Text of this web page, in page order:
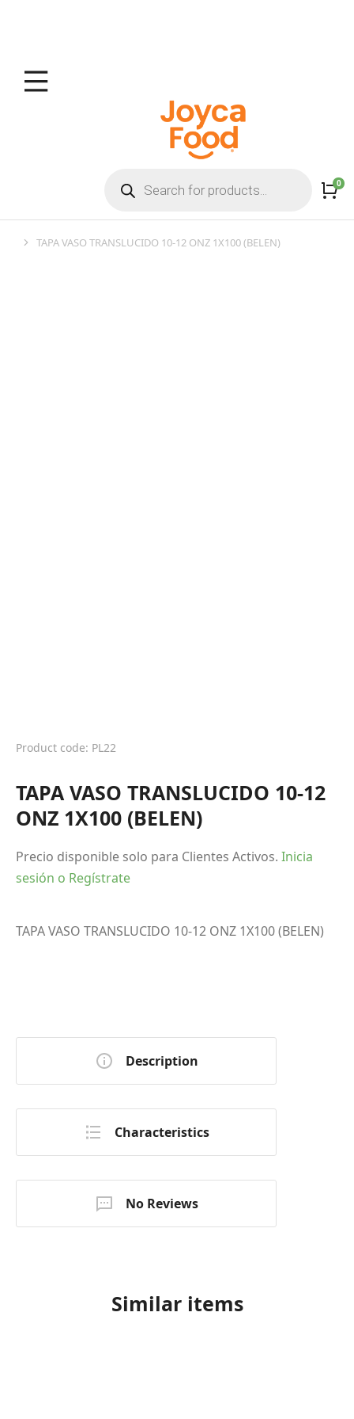
You are here:
TAPA VASO TRANSLUCIDO 10-12 ONZ 1X100 (BELEN)
Product code: PL22
TAPA VASO TRANSLUCIDO 10-12
ONZ 1X100 (BELEN)
Precio disponible solo para Clientes Activos. Inicia
sesión o Regístrate
TAPA VASO TRANSLUCIDO 10-12 ONZ 1X100 (BELEN)
Description
Characteristics
No Reviews
Similar items